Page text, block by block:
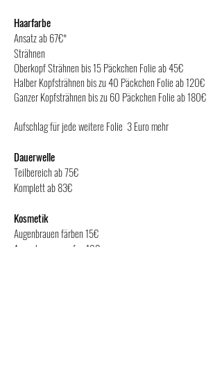
Haarfarbe
Ansatz ab 67€*
Strähnen
Oberkopf Strähnen bis 15 Päckchen Folie ab 45€
Halber Kopfsträhnen bis zu 40 Päckchen Folie ab 120€
Ganzer Kopfsträhnen bis zu 60 Päckchen Folie ab 180€
Aufschlag für jede weitere Folie 3 Euro mehr
Dauerwelle
Teilbereich ab 75€
Komplett ab 83€
Kosmetik
Augenbrauen färben 15€
Augenbrauen zupfen 10€